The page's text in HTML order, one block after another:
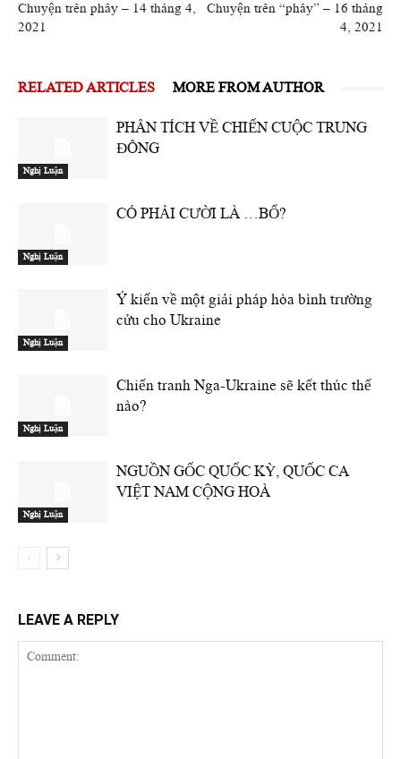
Chuyện trên phây – 14 tháng 4,
2021
Chuyện trên “phây” – 16 tháng
4, 2021
RELATED ARTICLES MORE FROM AUTHOR
Nghị Luận
PHÂN TÍCH VỀ CHIẾN CUỘC TRUNG
ĐÔNG
Nghị Luận
CÓ PHẢI CƯỜI LÀ …BỔ?
Nghị Luận
Ý kiến về một giải pháp hòa bình trường
cửu cho Ukraine
Nghị Luận
Chiến tranh Nga-Ukraine sẽ kết thúc thế
nào?
Nghị Luận
NGUỒN GỐC QUỐC KỲ, QUỐC CA
VIỆT NAM CỘNG HOÀ
LEAVE A REPLY